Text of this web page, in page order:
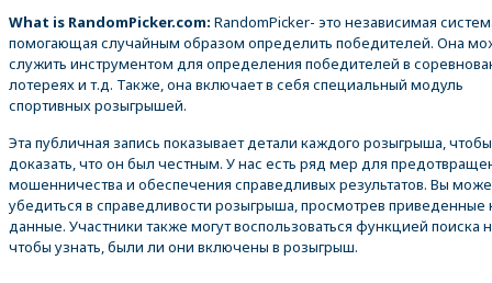
What is RandomPicker.com: RandomPicker- это независимая
помогающая случайным образом определить победителей. Она
служить инструментом для определения победителей в
лотереях и т.д. Также, она включает в себя специальный модуль
спортивных розыгрышей.
Эта публичная запись показывает детали каждого розыгрыша, чтобы
доказать, что он был честным. У нас есть ряд мер для
мошенничества и обеспечения справедливых результатов. Вы
убедиться в справедливости розыгрыша, просмотрев приведенные
данные. Участники также могут воспользоваться функцией поиска
чтобы узнать, были ли они включены в розыгрыш.